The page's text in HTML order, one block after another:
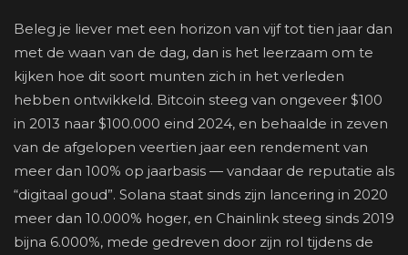
Beleg je liever met een horizon van vijf tot tien jaar dan
met de waan van de dag, dan is het leerzaam om te
kijken hoe dit soort munten zich in het verleden
hebben ontwikkeld. Bitcoin steeg van ongeveer $100
in 2013 naar $100.000 eind 2024, en behaalde in zeven
van de afgelopen veertien jaar een rendement van
meer dan 100% op jaarbasis — vandaar de reputatie als
“digitaal goud”. Solana staat sinds zijn lancering in 2020
meer dan 10.000% hoger, en Chainlink steeg sinds 2019
bijna 6.000%, mede gedreven door zijn rol tijdens de